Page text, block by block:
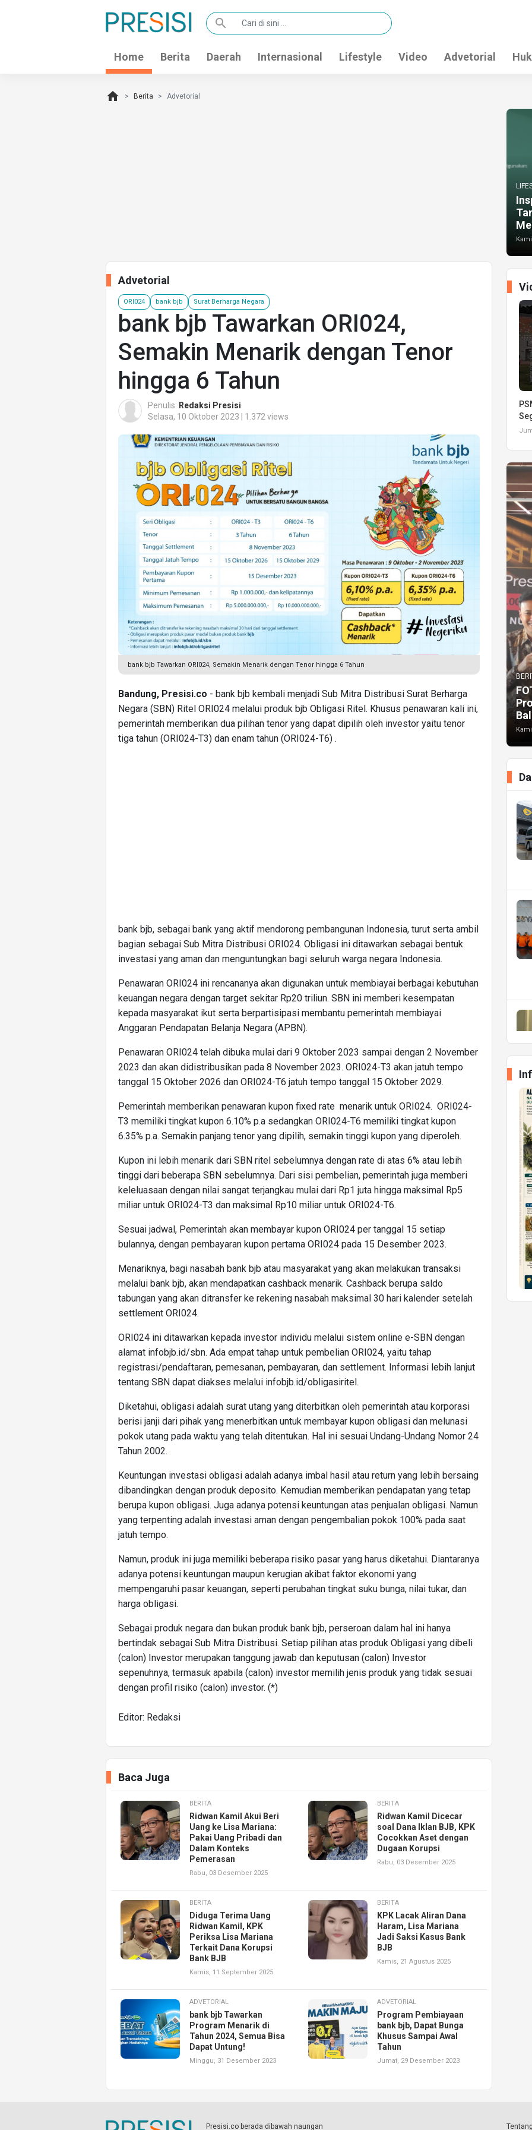
search
Home Berita Daerah Internasional Lifestyle Video Advetorial
home Berita Advetorial
Advetorial
ORI024 bank bjb Surat Berharga Negara
bank bjb Tawarkan ORI024,
Semakin Menarik dengan Tenor
hingga 6 Tahun
Penulis: Redaksi Presisi
Selasa, 10 Oktober 2023 | 1.372 views
bank bjb Tawarkan ORI024, Semakin Menarik dengan Tenor hingga 6 Tahun
Bandung, Presisi.co - bank bjb kembali menjadi Sub Mitra Distribusi Surat Berharga
Negara (SBN) Ritel ORI024 melalui produk bjb Obligasi Ritel. Khusus penawaran kali ini,
pemerintah memberikan dua pilihan tenor yang dapat dipilih oleh investor yaitu tenor
tiga tahun (ORI024-T3) dan enam tahun (ORI024-T6) .
bank bjb, sebagai bank yang aktif mendorong pembangunan Indonesia, turut serta ambil
bagian sebagai Sub Mitra Distribusi ORI024. Obligasi ini ditawarkan sebagai bentuk
investasi yang aman dan menguntungkan bagi seluruh warga negara Indonesia.
Penawaran ORI024 ini rencananya akan digunakan untuk membiayai berbagai kebutuhan
keuangan negara dengan target sekitar Rp20 triliun. SBN ini memberi kesempatan
kepada masyarakat ikut serta berpartisipasi membantu pemerintah membiayai
Anggaran Pendapatan Belanja Negara (APBN).
Penawaran ORI024 telah dibuka mulai dari 9 Oktober 2023 sampai dengan 2 November
2023 dan akan didistribusikan pada 8 November 2023. ORI024-T3 akan jatuh tempo
tanggal 15 Oktober 2026 dan ORI024-T6 jatuh tempo tanggal 15 Oktober 2029.
Pemerintah memberikan penawaran kupon fixed rate menarik untuk ORI024. ORI024-
T3 memiliki tingkat kupon 6.10% p.a sedangkan ORI024-T6 memiliki tingkat kupon
6.35% p.a. Semakin panjang tenor yang dipilih, semakin tinggi kupon yang diperoleh.
Kupon ini lebih menarik dari SBN ritel sebelumnya dengan rate di atas 6% atau lebih
tinggi dari beberapa SBN sebelumnya. Dari sisi pembelian, pemerintah juga memberi
keleluasaan dengan nilai sangat terjangkau mulai dari Rp1 juta hingga maksimal Rp5
miliar untuk ORI024-T3 dan maksimal Rp10 miliar untuk ORI024-T6.
Sesuai jadwal, Pemerintah akan membayar kupon ORI024 per tanggal 15 setiap
bulannya, dengan pembayaran kupon pertama ORI024 pada 15 Desember 2023.
Menariknya, bagi nasabah bank bjb atau masyarakat yang akan melakukan transaksi
melalui bank bjb, akan mendapatkan cashback menarik. Cashback berupa saldo
tabungan yang akan ditransfer ke rekening nasabah maksimal 30 hari kalender setelah
settlement ORI024.
ORI024 ini ditawarkan kepada investor individu melalui sistem online e-SBN dengan
alamat infobjb.id/sbn. Ada empat tahap untuk pembelian ORI024, yaitu tahap
registrasi/pendaftaran, pemesanan, pembayaran, dan settlement. Informasi lebih lanjut
tentang SBN dapat diakses melalui infobjb.id/obligasiritel.
Diketahui, obligasi adalah surat utang yang diterbitkan oleh pemerintah atau korporasi
berisi janji dari pihak yang menerbitkan untuk membayar kupon obligasi dan melunasi
pokok utang pada waktu yang telah ditentukan. Hal ini sesuai Undang-Undang Nomor 24
Tahun 2002.
Keuntungan investasi obligasi adalah adanya imbal hasil atau return yang lebih bersaing
dibandingkan dengan produk deposito. Kemudian memberikan pendapatan yang tetap
berupa kupon obligasi. Juga adanya potensi keuntungan atas penjualan obligasi. Namun
yang terpenting adalah investasi aman dengan pengembalian pokok 100% pada saat
jatuh tempo.
Namun, produk ini juga memiliki beberapa risiko pasar yang harus diketahui. Diantaranya
adanya potensi keuntungan maupun kerugian akibat faktor ekonomi yang
mempengaruhi pasar keuangan, seperti perubahan tingkat suku bunga, nilai tukar, dan
harga obligasi.
Sebagai produk negara dan bukan produk bank bjb, perseroan dalam hal ini hanya
bertindak sebagai Sub Mitra Distribusi. Setiap pilihan atas produk Obligasi yang dibeli
(calon) Investor merupakan tanggung jawab dan keputusan (calon) Investor
sepenuhnya, termasuk apabila (calon) investor memilih jenis produk yang tidak sesuai
dengan profil risiko (calon) investor. (*)
Editor: Redaksi
Baca Juga
BERITA
Ridwan Kamil Akui Beri
Uang ke Lisa Mariana:
Pakai Uang Pribadi dan
Dalam Konteks
Pemerasan
Rabu, 03 Desember 2025
BERITA
Ridwan Kamil Dicecar
soal Dana Iklan BJB, KPK
Cocokkan Aset dengan
Dugaan Korupsi
Rabu, 03 Desember 2025
BERITA
Diduga Terima Uang
Ridwan Kamil, KPK
Periksa Lisa Mariana
Terkait Dana Korupsi
Bank BJB
Kamis, 11 September 2025
BERITA
KPK Lacak Aliran Dana
Haram, Lisa Mariana
Jadi Saksi Kasus Bank
BJB
Kamis, 21 Agustus 2025
ADVETORIAL
bank bjb Tawarkan
Program Menarik di
Tahun 2024, Semua Bisa
Dapat Untung!
Minggu, 31 Desember 2023
ADVETORIAL
Program Pembiayaan
bank bjb, Dapat Bunga
Khusus Sampai Awal
Tahun
Jumat, 29 Desember 2023
Presisi.co berada dibawah naungan